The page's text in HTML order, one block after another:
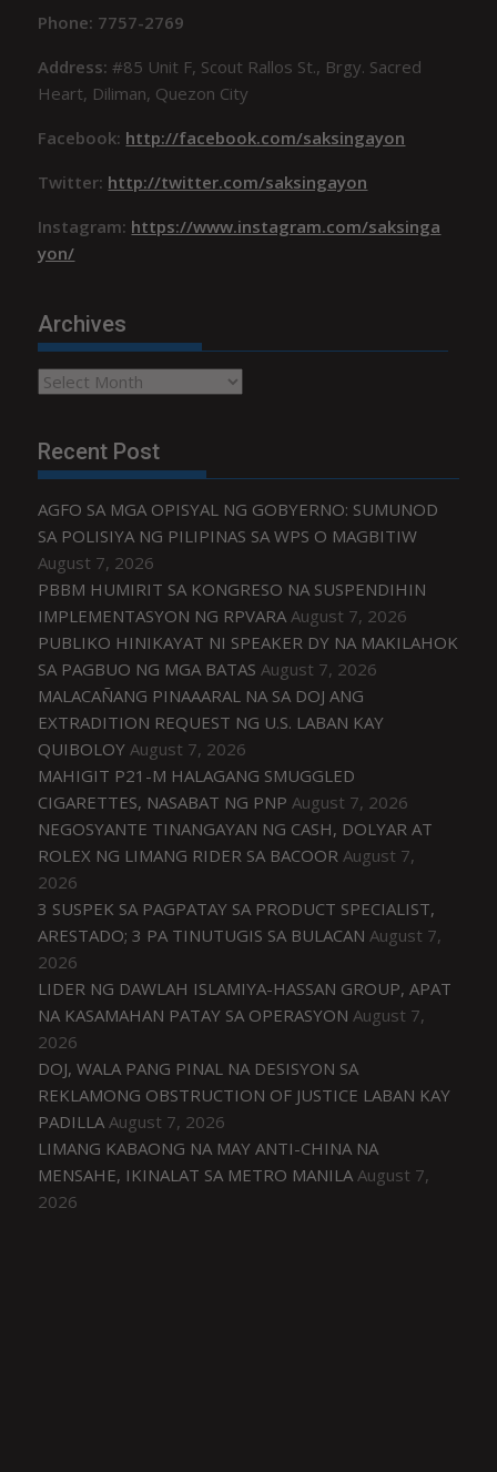
Phone: 7757-2769
Address:#85 Unit F, Scout Rallos St., Brgy. Sacred
Heart, Diliman, Quezon City
Facebook: http://facebook.com/saksingayon
Twitter: http://twitter.com/saksingayon
Instagram: https://www.instagram.com/saksinga
yon/
Archives
Archives
Recent Post
AGFO SA MGA OPISYAL NG GOBYERNO: SUMUNOD
SA POLISIYA NG PILIPINAS SA WPS O MAGBITIW
August 7, 2026
PBBM HUMIRIT SA KONGRESO NA SUSPENDIHIN
IMPLEMENTASYON NG RPVARA August 7, 2026
PUBLIKO HINIKAYAT NI SPEAKER DY NA MAKILAHOK
SA PAGBUO NG MGA BATAS August 7, 2026
MALACAÑANG PINAAARAL NA SA DOJ ANG
EXTRADITION REQUEST NG U.S. LABAN KAY
QUIBOLOY August 7, 2026
MAHIGIT P21-M HALAGANG SMUGGLED
CIGARETTES, NASABAT NG PNP August 7, 2026
NEGOSYANTE TINANGAYAN NG CASH, DOLYAR AT
ROLEX NG LIMANG RIDER SA BACOOR August 7,
2026
3 SUSPEK SA PAGPATAY SA PRODUCT SPECIALIST,
ARESTADO; 3 PA TINUTUGIS SA BULACAN August 7,
2026
LIDER NG DAWLAH ISLAMIYA-HASSAN GROUP, APAT
NA KASAMAHAN PATAY SA OPERASYON August 7,
2026
DOJ, WALA PANG PINAL NA DESISYON SA
REKLAMONG OBSTRUCTION OF JUSTICE LABAN KAY
PADILLA August 7, 2026
LIMANG KABAONG NA MAY ANTI-CHINA NA
MENSAHE, IKINALAT SA METRO MANILA August 7,
2026